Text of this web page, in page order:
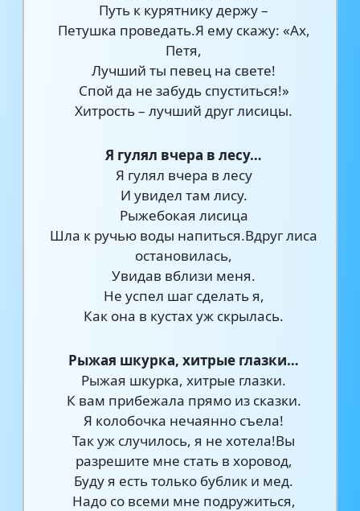
Путь к курятнику держу –
Петушка проведать.Я ему скажу: «Ах,
Петя,
Лучший ты певец на свете!
Спой да не забудь спуститься!»
Хитрость – лучший друг лисицы.
Я гулял вчера в лесу…
Я гулял вчера в лесу
И увидел там лису.
Рыжебокая лисица
Шла к ручью воды напиться.Вдруг лиса
остановилась,
Увидав вблизи меня.
Не успел шаг сделать я,
Как она в кустах уж скрылась.
Рыжая шкурка, хитрые глазки…
Рыжая шкурка, хитрые глазки.
К вам прибежала прямо из сказки.
Я колобочка нечаянно съела!
Так уж случилось, я не хотела!Вы
разрешите мне стать в хоровод,
Буду я есть только бублик и мед.
Надо со всеми мне подружиться,